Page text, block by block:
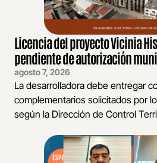
Licencia del proyecto Vicinia
pendiente de autorización
agosto 7, 2026
La desarrolladora debe entregar
complementarios solicitados por
según la Dirección de Control